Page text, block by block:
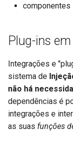
componentes
Plug-ins em
Integrações e
sistema de
não há
dependências é
integrações e
as suas funções